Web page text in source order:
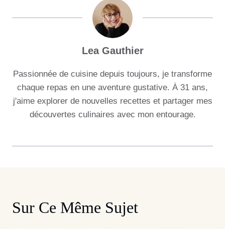
Lea Gauthier
Passionnée de cuisine depuis toujours, je transforme
chaque repas en une aventure gustative. À 31 ans,
j'aime explorer de nouvelles recettes et partager mes
découvertes culinaires avec mon entourage.
Sur Ce Même Sujet